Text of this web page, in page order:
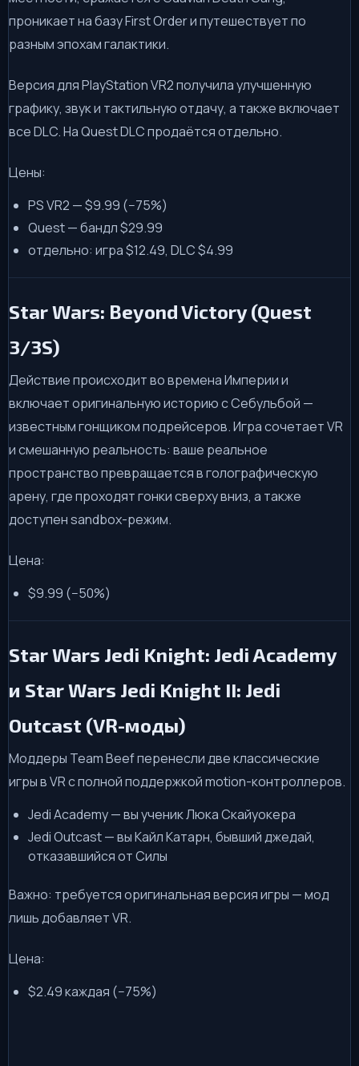
проникает на базу First Order и путешествует по
разным эпохам галактики.
Версия для PlayStation VR2 получила улучшенную
графику, звук и тактильную отдачу, а также включает
все DLC. На Quest DLC продаётся отдельно.
Цены:
PS VR2 — $9.99 (−75%)
Quest — бандл $29.99
отдельно: игра $12.49, DLC $4.99
Star Wars: Beyond Victory (Quest
3/3S)
Действие происходит во времена Империи и
включает оригинальную историю с Себульбой —
известным гонщиком подрейсеров. Игра сочетает VR
и смешанную реальность: ваше реальное
пространство превращается в голографическую
арену, где проходят гонки сверху вниз, а также
доступен sandbox-режим.
Цена:
$9.99 (−50%)
Star Wars Jedi Knight: Jedi Academy
и Star Wars Jedi Knight II: Jedi
Outcast (VR-моды)
Моддеры Team Beef перенесли две классические
игры в VR с полной поддержкой motion-контроллеров.
Jedi Academy — вы ученик Люка Скайуокера
Jedi Outcast — вы Кайл Катарн, бывший джедай,
отказавшийся от Силы
Важно: требуется оригинальная версия игры — мод
лишь добавляет VR.
Цена:
$2.49 каждая (−75%)